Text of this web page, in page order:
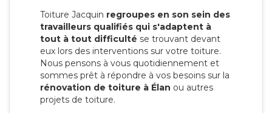
Toiture Jacquin regroupes en son sein des
travailleurs qualifiés qui s'adaptent à
tout à tout difficulté se trouvant devant
eux lors des interventions sur votre toiture.
Nous pensons à vous quotidiennement et
sommes prêt à répondre à vos besoins sur la
rénovation de toiture à Élan ou autres
projets de toiture.